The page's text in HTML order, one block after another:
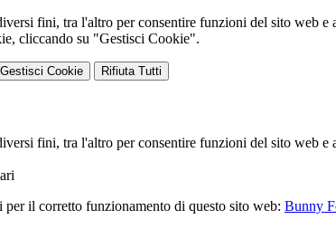
fini, tra l'altro per consentire funzioni del sito web
cliccando su "Gestisci Cookie".
Gestisci Cookie Rifiuta Tutti
fini, tra l'altro per consentire funzioni del sito web
per il corretto funzionamento di questo sito web: Bunny